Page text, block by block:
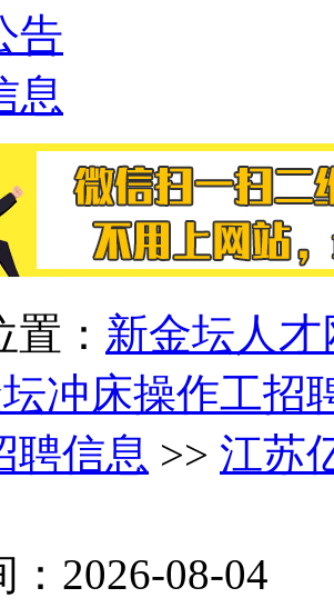
告
息
： 新金坛人才
冲床操作工招
聘信息 >> 江苏
：2026-08-04